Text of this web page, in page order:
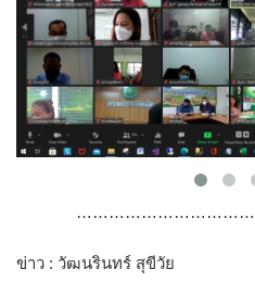
ข่าว : วัฒนรินทร์ สุขีวัย